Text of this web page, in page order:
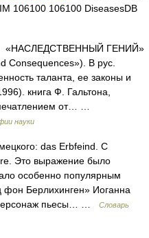
106100 106100 DiseasesDB
ГЕНИЙ»
Consequences»). В рус.
таланта, ее законы и
книга Ф. Гальтона,
от… …
науки
das Erbfeind. С
Это выражение было
особенно популярным
фон Берлихинген» Иоганна
пьесы… …
Словарь